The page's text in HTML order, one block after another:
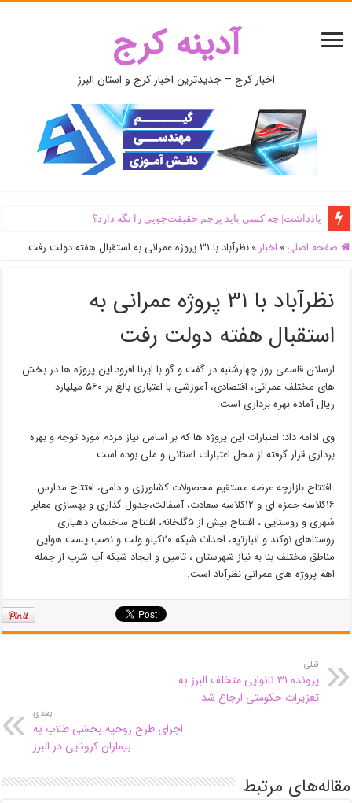
آدینه کرج
اخبار کرج – جدیدترین اخبار کرج و استان البرز
یادداشت| ‌چه کسی باید پرچم حقیقت‌جویی را نگه دارد؟
صفحه اصلی » اخبار » نظرآباد با ۳۱ پروژه عمرانی به استقبال هفته دولت رفت
نظرآباد با ۳۱ پروژه عمرانی به
استقبال هفته دولت رفت
ارسلان قاسمی روز چهارشنبه در گفت و گو با ایرنا افزود:این پروژه ها در بخش
های مختلف عمرانی، اقتصادی، آموزشی با اعتباری بالغ بر ۵۶۰ میلیارد
ریال آماده بهره برداری است.
وی ادامه داد: اعتبارات این پروژه ها که بر اساس نیاز مردم مورد توجه و بهره
برداری قرار گرفته از محل اعتبارات استانی و ملی بوده است.
افتتاح بازارچه عرضه مستقیم محصولات کشاورزی و دامی، افتتاح مدارس
۱۶کلاسه حمزه ای و ۱۲کلاسه سعادت، آسفالت،جدول گذاری و بهسازی معابر
شهری و روستایی ، افتتاح بیش از ۵گلخانه، افتتاح ساختمان دهیاری
روستاهای نوکند و انبارتپه، احداث شبکه ۲۰کیلو ولت و نصب پست هوایی
مناطق مختلف بنا به نیاز شهرستان ، تامین و ایجاد شبکه آب شرب از جمله
اهم پروژه های عمرانی نظرآباد است.
قبلی
پرونده ۳۱ نانوایی متخلف البرز به
تعزیرات حکومتی ارجاع شد
بعدی
اجرای طرح روحیه بخشی طلاب به
بیماران کرونایی در البرز
مقاله‌های مرتبط